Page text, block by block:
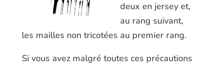
deux en jersey et,
au rang suivant,
les mailles non tricotées au premier rang.
Si vous avez malgré toutes ces précautions